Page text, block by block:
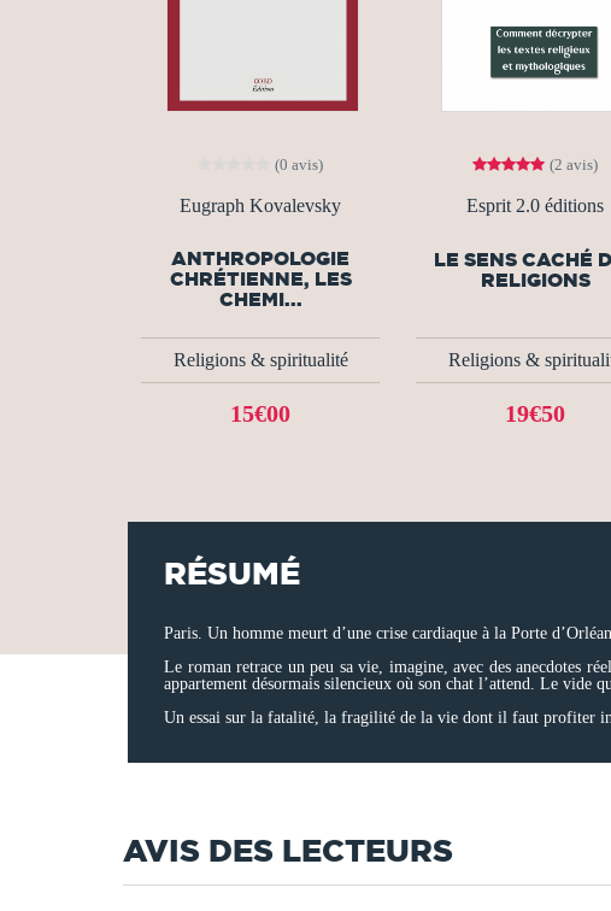
(0 avis)
Eugraph Kovalevsky
ANTHROPOLOGIE
CHRÉTIENNE, LES
CHEMI...
Religions & spiritualité
15€00
(2 avis)
Esprit 2.0 éditions
LE SENS CACHÉ
RELIGIONS
Religions &
19€50
RÉSUMÉ
Paris. Un homme meurt d’une crise cardiaque à la Porte
Le roman retrace un peu sa vie, imagine, avec des anecdotes
appartement désormais silencieux où son chat l’attend. Le vide
Un essai sur la fatalité, la fragilité de la vie dont il faut profiter
AVIS DES LECTEURS